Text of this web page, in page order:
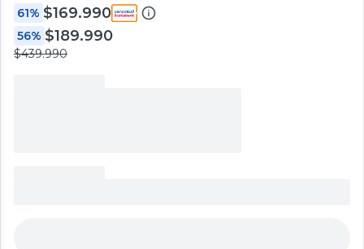
61% $169.990
56% $189.990
$439.990